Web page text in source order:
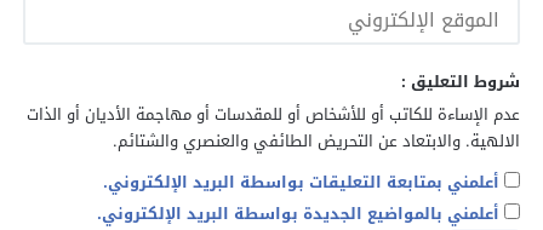
شروط التعليق :
عدم الإساءة للكاتب أو للأشخاص أو للمقدسات أو مهاجمة الأديان أو الذات
الالهية. والابتعاد عن التحريض الطائفي والعنصري والشتائم.
أعلمني بمتابعة التعليقات بواسطة البريد الإلكتروني.
أعلمني بالمواضيع الجديدة بواسطة البريد الإلكتروني.